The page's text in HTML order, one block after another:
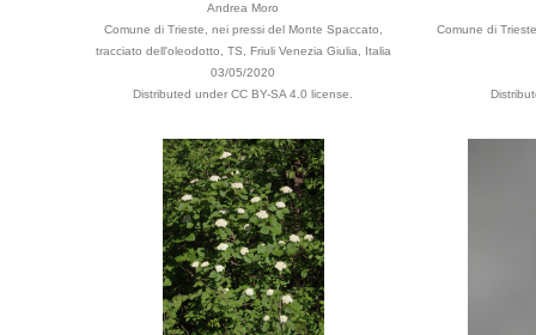
Andrea Moro
Comune di Trieste, nei pressi del Monte Spaccato,
tracciato dell'oleodotto, TS, Friuli Venezia Giulia, Italia
03/05/2020
Distributed under CC BY-SA 4.0 license.
Comune di